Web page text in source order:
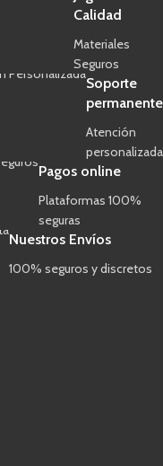
Calidad
Materiales
Seguros
Soporte
permanente
Atención
personalizada
Pagos online
Plataformas 100%
seguras
Nuestros Envíos
100% seguros y discretos